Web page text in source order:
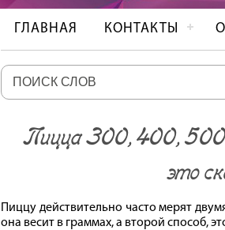
ГЛАВНАЯ КОНТАКТЫ
Пицца 300, 400,
это
Пиццу действительно часто мерят
она весит в граммах, а второй способ,